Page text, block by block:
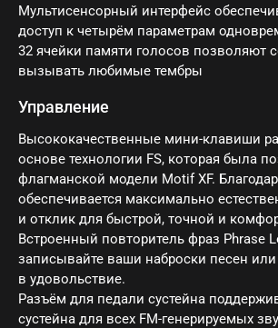
Мультисенсорный интерфейс
доступ к четырём параметрам
32 ячейки памяти голосов позволяют
вызывать любимые тембры
Управление
Высококачественные мини-клавиши
основе технологии FS, которая была
флагманской модели Motif XF.
обеспечивается максимально
и отклик для быстрой, точной и
Встроенный повторитель фраз Phrase
записывайте ваши наброски песен или
в удовольствие.
Разъём для педали сустейна
сустейна для всех FM-генерируемых